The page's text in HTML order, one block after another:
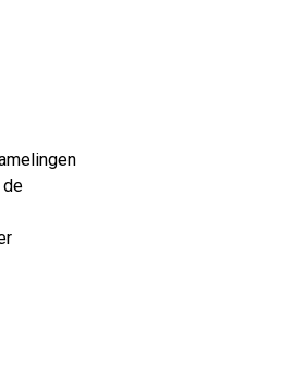
de